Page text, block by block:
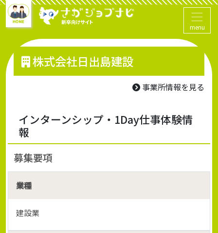
menu
株式会社日出島建設
事業所情報を見る
インターンシップ・1Day仕事体験情
報
募集要項
業種
建設業